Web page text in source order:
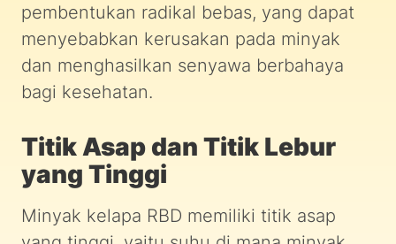
pembentukan radikal bebas, yang dapat
menyebabkan kerusakan pada minyak
dan menghasilkan senyawa berbahaya
bagi kesehatan.
Titik Asap dan Titik Lebur
yang Tinggi
Minyak kelapa RBD memiliki titik asap